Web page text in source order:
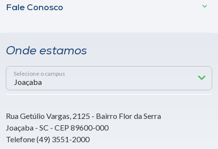
Fale Conosco
Onde estamos
Selecione o campus
Rua Getúlio Vargas, 2125 - Bairro Flor da Serra
Joaçaba - SC - CEP 89600-000
Telefone (49) 3551-2000